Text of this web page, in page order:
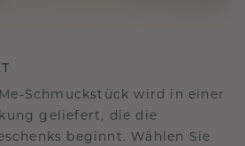
Schmuckstück wird in einer
geliefert, die die
beginnt. Wählen Sie